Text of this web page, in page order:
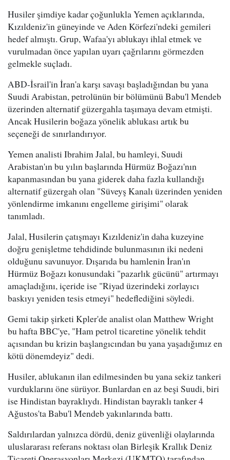
Husiler şimdiye kadar çoğunlukla Yemen açıklarında,
Kızıldeniz'in güneyinde ve Aden Körfezi'ndeki gemileri
hedef almıştı. Grup, Wafaa'yı ablukayı ihlal etmek ve
vurulmadan önce yapılan uyarı çağrılarını görmezden
gelmekle suçladı.
ABD-İsrail'in İran'a karşı savaşı başladığından bu yana
Suudi Arabistan, petrolünün bir bölümünü Babu'l Mendeb
üzerinden alternatif güzergahla taşımaya devam etmişti.
Ancak Husilerin boğaza yönelik ablukası artık bu
seçeneği de sınırlandırıyor.
Yemen analisti Ibrahim Jalal, bu hamleyi, Suudi
Arabistan'ın bu yılın başlarında Hürmüz Boğazı'nın
kapanmasından bu yana giderek daha fazla kullandığı
alternatif güzergah olan "Süveyş Kanalı üzerinden yeniden
yönlendirme imkanını engelleme girişimi" olarak
tanımladı.
Jalal, Husilerin çatışmayı Kızıldeniz'in daha kuzeyine
doğru genişletme tehdidinde bulunmasının iki nedeni
olduğunu savunuyor. Dışarıda bu hamlenin İran'ın
Hürmüz Boğazı konusundaki "pazarlık gücünü" artırmayı
amaçladığını, içeride ise "Riyad üzerindeki zorlayıcı
baskıyı yeniden tesis etmeyi" hedeflediğini söyledi.
Gemi takip şirketi Kpler'de analist olan Matthew Wright
bu hafta BBC'ye, "Ham petrol ticaretine yönelik tehdit
açısından bu krizin başlangıcından bu yana yaşadığımız en
kötü dönemdeyiz" dedi.
Husiler, ablukanın ilan edilmesinden bu yana sekiz tankeri
vurduklarını öne sürüyor. Bunlardan en az beşi Suudi, biri
ise Hindistan bayraklıydı. Hindistan bayraklı tanker 4
Ağustos'ta Babu'l Mendeb yakınlarında battı.
Saldırılardan yalnızca dördü, deniz güvenliği olaylarında
uluslararası referans noktası olan Birleşik Krallık Deniz